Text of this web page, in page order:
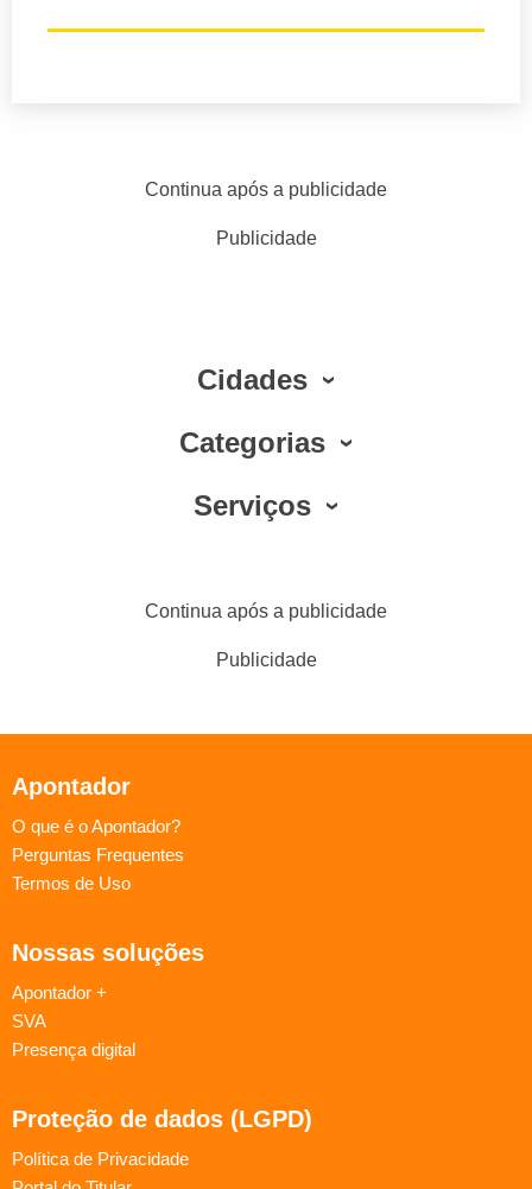
Continua após a publicidade
Publicidade
Cidades
Categorias
Serviços
Continua após a publicidade
Publicidade
Apontador
O que é o Apontador?
Perguntas Frequentes
Termos de Uso
Nossas soluções
Apontador +
SVA
Presença digital
Proteção de dados (LGPD)
Política de Privacidade